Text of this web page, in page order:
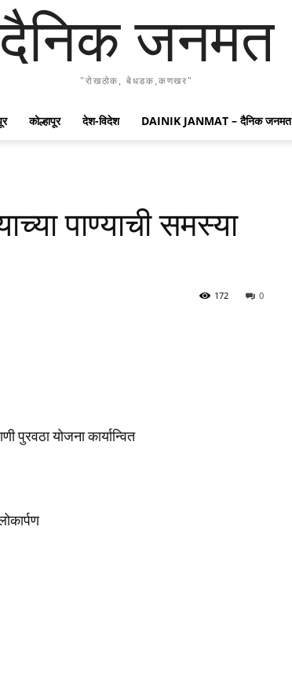
जनमत
"रोखठोक, बेधडक,कणखर"
कोल्हापूर देश-विदेश DAINIK JANMAT – दैनिक जनमत
पाण्याची समस्या
0
172
पुरवठा योजना कार्यान्वित